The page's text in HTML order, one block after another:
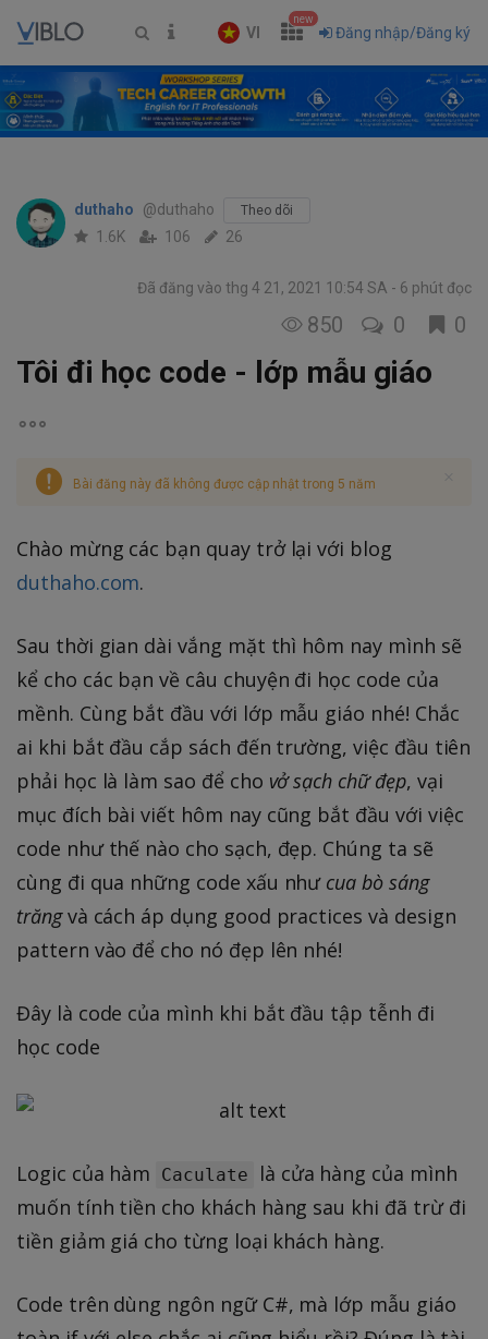
VI
new
Đăng nhập/Đăng ký
duthaho @duthaho Theo dõi
1.6K 106 26
Đã đăng vào thg 4 21, 2021 10:54 SA 6 phút đọc
850 0 0
Tôi đi học code - lớp mẫu giáo
Bài đăng này đã không được cập nhật trong 5 năm
Chào mừng các bạn quay trở lại với blog
duthaho.com.
Sau thời gian dài vắng mặt thì hôm nay mình sẽ
kể cho các bạn về câu chuyện đi học code của
mềnh. Cùng bắt đầu với lớp mẫu giáo nhé! Chắc
ai khi bắt đầu cắp sách đến trường, việc đầu tiên
phải học là làm sao để cho vở sạch chữ đẹp, vại
mục đích bài viết hôm nay cũng bắt đầu với việc
code như thế nào cho sạch, đẹp. Chúng ta sẽ
cùng đi qua những code xấu như cua bò sáng
trăngvà cách áp dụng good practices và design
pattern vào để cho nó đẹp lên nhé!
Đây là code của mình khi bắt đầu tập tễnh đi
học code
Logic của hàm Caculate
là cửa hàng của mình
muốn tính tiền cho khách hàng sau khi đã trừ đi
tiền giảm giá cho từng loại khách hàng.
Code trên dùng ngôn ngữ C#, mà lớp mẫu giáo